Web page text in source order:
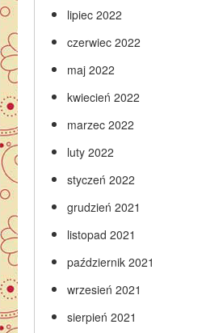
lipiec 2022
czerwiec 2022
maj 2022
kwiecień 2022
marzec 2022
luty 2022
styczeń 2022
grudzień 2021
listopad 2021
październik 2021
wrzesień 2021
sierpień 2021